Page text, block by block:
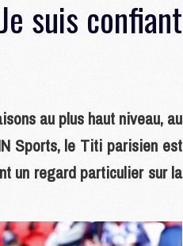
suis confiant
au plus haut niveau, au
Sports, le Titi parisien est
un regard particulier sur la